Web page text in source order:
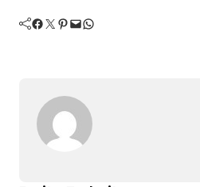
Facebook Twitter Pinterest Mail WhatsApp